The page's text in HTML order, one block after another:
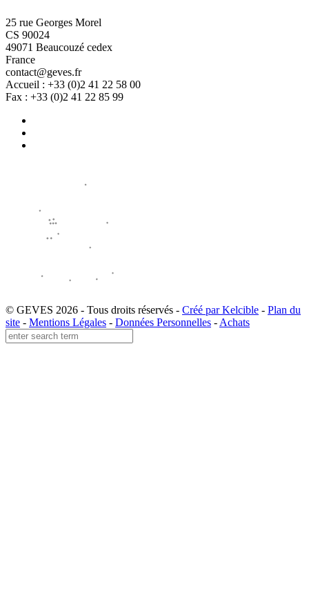
25 rue Georges Morel
CS 90024
49071 Beaucouzé cedex
France
contact@geves.fr
Accueil : +33 (0)2 41 22 58 00
Fax : +33 (0)2 41 22 85 99
© GEVES 2026 - Tous droits réservés - Créé par Kelcible - Plan du
site - Mentions Légales - Données Personnelles - Achats